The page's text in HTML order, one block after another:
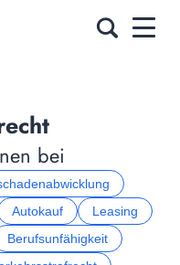
bei
Autokauf
Leasing
Berufsunfähigkeit